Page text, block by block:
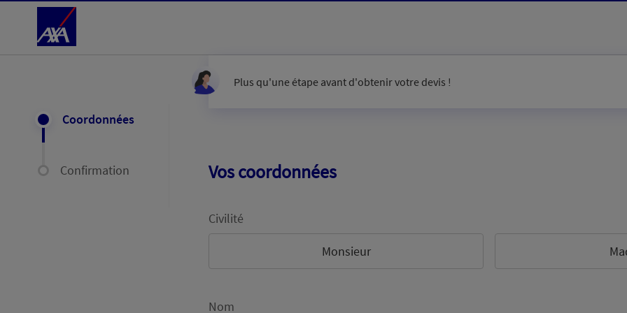
Accéder au Contenu
Coordonnées
Confirmation
Plus qu'une étape avant d'obtenir votre devis !
Vos coordonnées
Civilité
Monsieur
Nom